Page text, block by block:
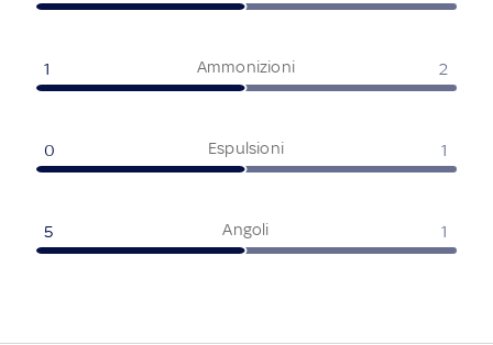
Ammonizioni
1 2
Espulsioni
0 1
Angoli
5 1